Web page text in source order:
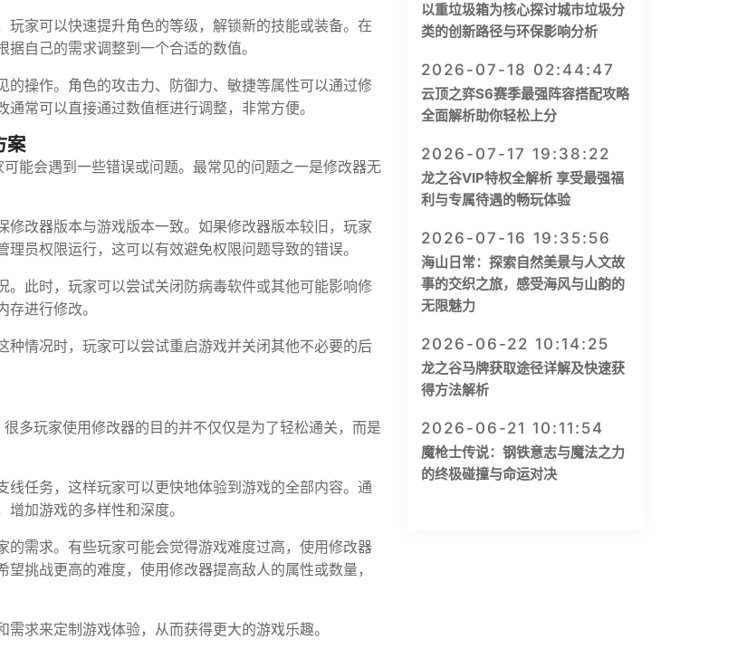
家可以快速提升角色的等级，解锁新的技能或装备。在
自己的需求调整到一个合适的数值。
操作。角色的攻击力、防御力、敏捷等属性可以通过修
常可以直接通过数值框进行调整，非常方便。
案
能会遇到一些错误或问题。最常见的问题之一是修改器无
改器版本与游戏版本一致。如果修改器版本较旧，玩家
员权限运行，这可以有效避免权限问题导致的错误。
此时，玩家可以尝试关闭防病毒软件或其他可能影响修
进行修改。
情况时，玩家可以尝试重启游戏并关闭其他不必要的后
多玩家使用修改器的目的并不仅仅是为了轻松通关，而是
任务，这样玩家可以更快地体验到游戏的全部内容。通
加游戏的多样性和深度。
需求。有些玩家可能会觉得游戏难度过高，使用修改器
挑战更高的难度，使用修改器提高敌人的属性或数量，
求来定制游戏体验，从而获得更大的游戏乐趣。
以重垃圾箱为核心探讨城市垃圾分
类的创新路径与环保影响分析
2026-07-18 02:44:47
云顶之弈S6赛季最强阵容搭配攻略
全面解析助你轻松上分
2026-07-17 19:38:22
龙之谷VIP特权全解析 享受最强福
利与专属待遇的畅玩体验
2026-07-16 19:35:56
海山日常：探索自然美景与人文故
事的交织之旅，感受海风与山韵的
无限魅力
2026-06-22 10:14:25
龙之谷马牌获取途径详解及快速获
得方法解析
2026-06-21 10:11:54
魔枪士传说：钢铁意志与魔法之力
的终极碰撞与命运对决